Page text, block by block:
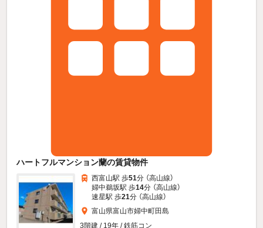
ハートフルマンション蘭の賃貸物件
西富山駅 歩51分 （高山線）
婦中鵜坂駅 歩14分 （高山線）
速星駅 歩21分 （高山線）
富山県富山市婦中町田島
3階建 / 19年 / 鉄筋コン